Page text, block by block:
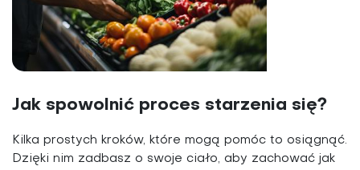
Jak spowolnić proces starzenia się?
Kilka prostych kroków, które mogą pomóc to osiągnąć.
Dzięki nim zadbasz o swoje ciało, aby zachować jak